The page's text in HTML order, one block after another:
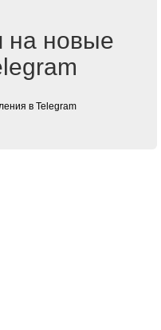
на новые
в Telegram